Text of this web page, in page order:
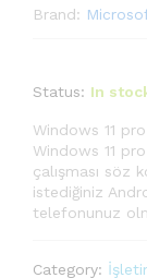
Brand:
Status: In
Windows 11
Windows 11
çalışması söz
istediğiniz
telefonunuz
Category: